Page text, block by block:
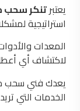
يعتبرتنكر سحب
استراتيجية
المعدات
لاكتشاف أي
يعدك فني سحب
الخدمات التي